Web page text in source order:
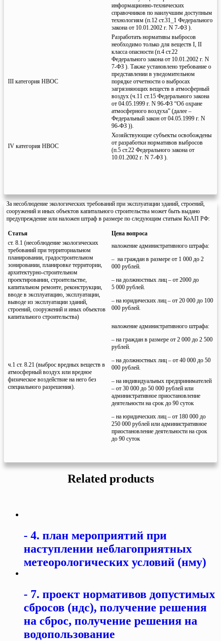
информационно-технических
справочников по наилучшим доступным
технологиям (п.12 ст.31_1 Федерального
закона от 10.01.2002 г. N 7-ФЗ ).
III категория НВОС
Разработать нормативы выбросов
необходимо только для веществ I, II
класса опасности (п.4 ст.22
Федерального закона от 10.01.2002 г. N
7-ФЗ ). Также установлено требование о
представлении в уведомительном
порядке отчетности о выбросах
загрязняющих веществ в атмосферный
воздух (ч.11 ст.15 Федерального закона
от 04.05.1999 г. N 96-ФЗ “Об охране
атмосферного воздуха” (далее –
Федеральный закон от 04.05.1999 г. N
96-ФЗ )).
IV категория НВОС
Хозяйствующие субъекты освобождены
от разработки нормативов выбросов
(п.5 ст.22 Федерального закона от
10.01.2002 г. N 7-ФЗ ).
За несоблюдение экологических требований при эксплуатации зданий, строений,
сооружений и иных объектов капитального строительства может быть выдано
предупреждение или наложен штраф в размере по следующим статьям КоАП РФ:
Статья
Цена вопроса
ст. 8.1 (несоблюдение экологических
требований при территориальном
планировании, градостроительном
зонировании, планировке территории,
архитектурно-строительном
проектировании, строительстве,
капитальном ремонте, реконструкции,
вводе в эксплуатацию, эксплуатации,
выводе из эксплуатации зданий,
строений, сооружений и иных объектов
капитального строительства)
наложение административного штрафа:
– на граждан в размере от 1 000 до 2
000 рублей.
– на должностных лиц – от 2000 до
5 000 рублей.
– на юридических лиц – от 20 000 до 100
000 рублей.
ч.1 ст. 8.21 (выброс вредных веществ в
атмосферный воздух или вредное
физическое воздействие на него без
специального разрешения).
наложение административного штрафа:
– на граждан в размере от 2 000 до 2 500
рублей.
– на должностных лиц – от 40 000 до 50
000 рублей.
– на индивидуальных предпринимателей
– от 30 000 до 50 000 рублей или
административное приостановление
деятельности на срок до 90 суток
– на юридических лиц – от 180 000 до
250 000 рублей или административное
приостановление деятельности на срок
до 90 суток
Related products
4. план мероприятий при
наступлении неблагоприятных
метеорологических условий (нму)
7. проект нормативов допустимых
сбросов (ндс), получение решения
на сброс, получение решения на
водопользование